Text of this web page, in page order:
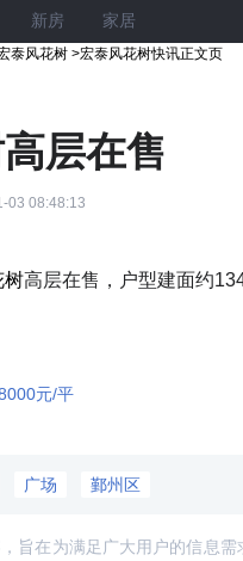
新房 家居
泰风花树 >宏泰风花树快讯正文页
层在售
03 08:48:13
树高层在售，户型建面约
元/平
广场 鄞州区
旨在为满足广大用户的信息